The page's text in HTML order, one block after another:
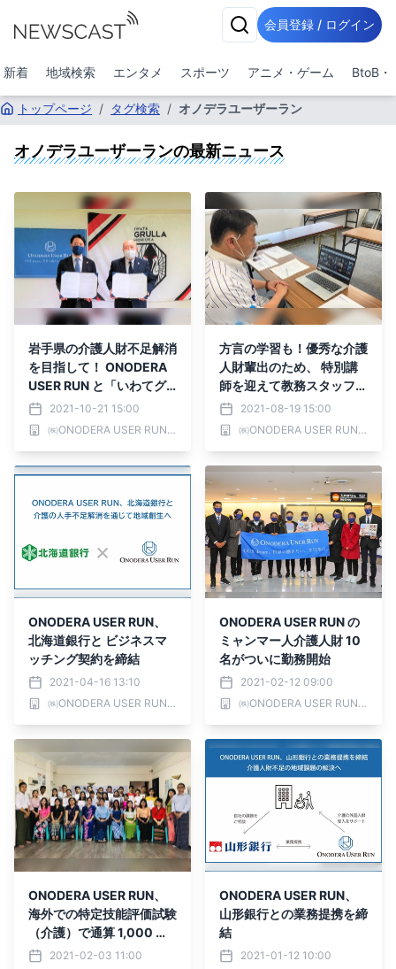
会員登録 / ログイン
新着 地域検索 エンタメ スポーツ アニメ・ゲーム BtoB・
トップページ / タグ検索 / オノデラユーザーラン
オノデラユーザーランの最新ニュース
岩手県の介護人財不足解消
を目指して！ ONODERA
USER RUN と「いわてグ
ルージャ盛岡」が業務提携
2021-10-21 15:00
㈱ONODERA USER RUN ／ ONODERA GROUP
方言の学習も！優秀な介護
人財輩出のため、 特別講
師を迎えて教務スタッフ向
けの新研修を開始
2021-08-19 15:00
㈱ONODERA USER RUN ／ ONODERA GROUP
ONODERA USER RUN、
北海道銀行と ビジネスマ
ッチング契約を締結
2021-04-16 13:10
㈱ONODERA USER RUN ／ ONODERA GROUP
ONODERA USER RUN の
ミャンマー人介護人財 10
名がついに勤務開始
2021-02-12 09:00
㈱ONODERA USER RUN ／ ONODERA GROUP
ONODERA USER RUN、
海外での特定技能評価試験
（介護）で通算 1,000 名
合格を達成！
2021-02-03 11:00
ONODERA USER RUN、
山形銀行との業務提携を締
結
2021-01-12 10:00